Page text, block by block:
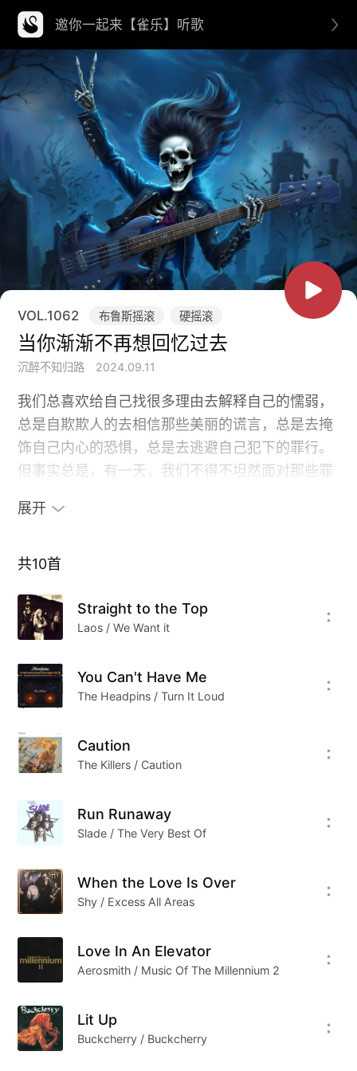
邀你一起来【雀乐】听歌
VOL.1062 布鲁斯摇滚 硬摇滚
当你渐渐不再想回忆过去
沉醉不知归路 2024.09.11
我们总喜欢给自己找很多理由去解释自己的懦弱，
总是自欺欺人的去相信那些美丽的谎言，总是去掩
饰自己内心的恐惧，总是去逃避自己犯下的罪行。
但事实总是，有一天，我们不得不坦然面对那些罪
种摇滚乐风格，具有比较强烈的吉他失真，吉他比
演通常是很大规模的露天大型演唱会上即兴重复的
吉他演奏，重踏夸张的基调强节奏。对硬摇滚来
音自然是越大越好。和一些硬摇滚的死忠脑残粉一
样，我认为布鲁斯才是摇滚乐中最纯粹的部分，硬
点。
展开
共10首
Straight to the Top
Laos / We Want it
You Can't Have Me
The Headpins / Turn It Loud
Caution
The Killers / Caution
Run Runaway
Slade / The Very Best Of
When the Love Is Over
Shy / Excess All Areas
Love In An Elevator
Aerosmith / Music Of The Millennium 2
Lit Up
Buckcherry / Buckcherry